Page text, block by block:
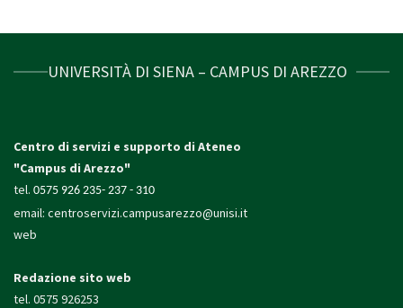
UNIVERSITÀ DI SIENA – CAMPUS DI AREZZO
Centro di servizi e supporto di Ateneo
"Campus di Arezzo"
tel. 0575 926 235- 237 - 310
email: centroservizi.campusarezzo@unisi.it
web
Redazione sito web
tel. 0575 926253